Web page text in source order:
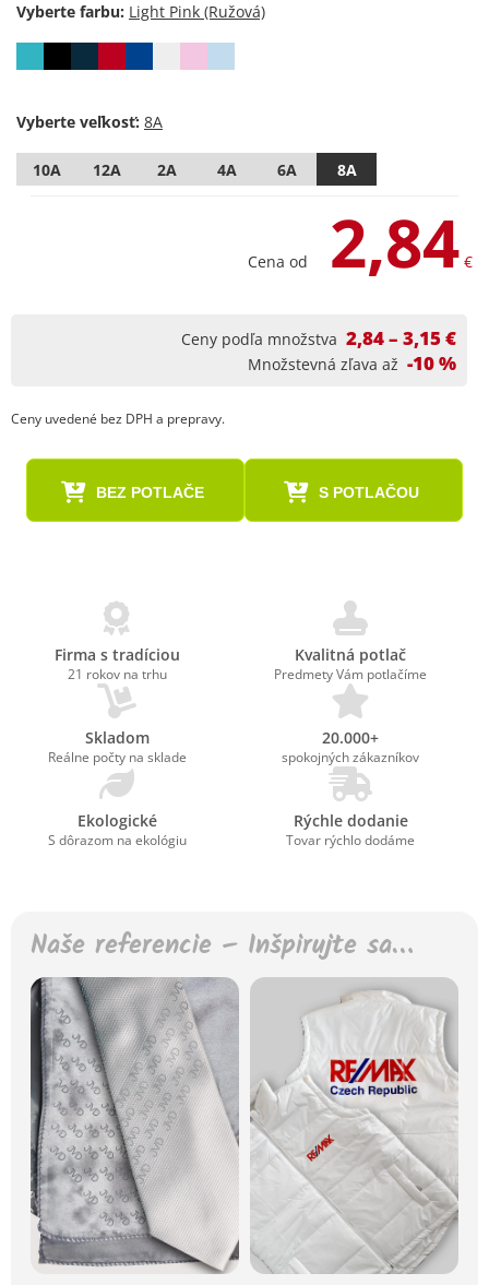
Vyberte farbu:
Vyberte veľkosť:
10A 12A 2A 4A 6A 8A
Cena od 2,84 €
Ceny podľa množstva 2,84 – 3,15 €
Množstevná zľava až -10 %
Ceny uvedené bez DPH a prepravy.
BEZ POTLAČE S POTLAČOU
Firma s tradíciou
21 rokov na trhu
Kvalitná potlač
Predmety Vám potlačíme
Skladom
Reálne počty na sklade
20.000+
spokojných zákazníkov
Ekologické
S dôrazom na ekológiu
Rýchle dodanie
Tovar rýchlo dodáme
Naše referencie – Inšpirujte sa…